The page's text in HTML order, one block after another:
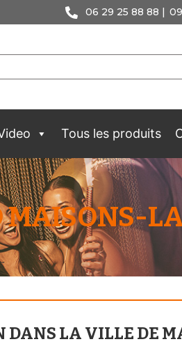
06 29 25 88 88 |
Tous les produits
MAISONS-
DANS LA VILLE DE